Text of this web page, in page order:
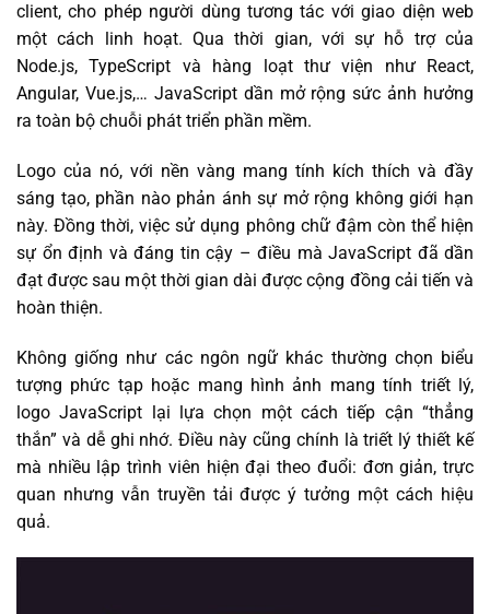
client, cho phép người dùng tương tác với giao diện web
một cách linh hoạt. Qua thời gian, với sự hỗ trợ của
Node.js, TypeScript và hàng loạt thư viện như React,
Angular, Vue.js,… JavaScript dần mở rộng sức ảnh hưởng
ra toàn bộ chuỗi phát triển phần mềm.
Logo của nó, với nền vàng mang tính kích thích và đầy
sáng tạo, phần nào phản ánh sự mở rộng không giới hạn
này. Đồng thời, việc sử dụng phông chữ đậm còn thể hiện
sự ổn định và đáng tin cậy – điều mà JavaScript đã dần
đạt được sau một thời gian dài được cộng đồng cải tiến và
hoàn thiện.
Không giống như các ngôn ngữ khác thường chọn biểu
tượng phức tạp hoặc mang hình ảnh mang tính triết lý,
logo JavaScript lại lựa chọn một cách tiếp cận “thẳng
thắn” và dễ ghi nhớ. Điều này cũng chính là triết lý thiết kế
mà nhiều lập trình viên hiện đại theo đuổi: đơn giản, trực
quan nhưng vẫn truyền tải được ý tưởng một cách hiệu
quả.